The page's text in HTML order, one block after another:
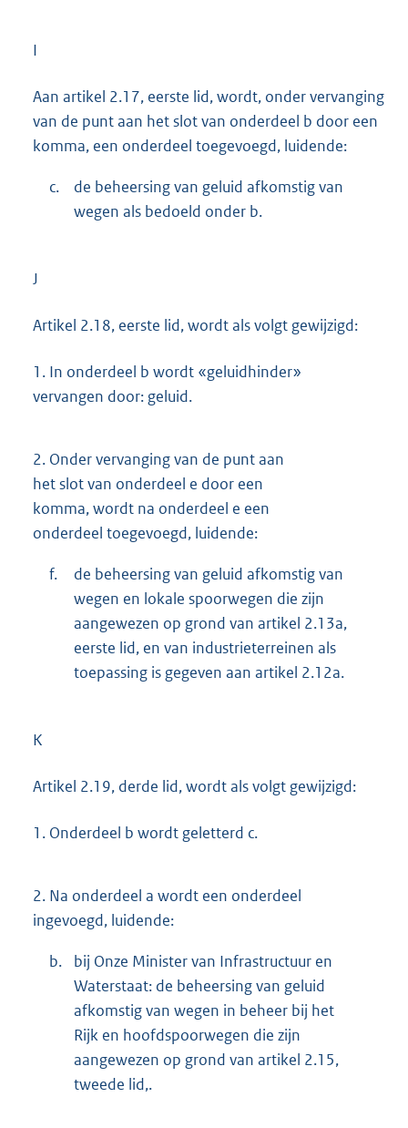
I
Aan artikel 2.17, eerste lid, wordt, onder vervanging
van de punt aan het slot van onderdeel b door een
komma, een onderdeel toegevoegd, luidende:
c.
de beheersing van geluid afkomstig van
wegen als bedoeld onder b.
J
Artikel 2.18, eerste lid, wordt als volgt gewijzigd:
1. In onderdeel b wordt «geluidhinder»
vervangen door: geluid.
2. Onder vervanging van de punt aan
het slot van onderdeel e door een
komma, wordt na onderdeel e een
onderdeel toegevoegd, luidende:
f.
de beheersing van geluid afkomstig van
wegen en lokale spoorwegen die zijn
aangewezen op grond van artikel 2.13a,
eerste lid, en van industrieterreinen als
toepassing is gegeven aan artikel 2.12a.
K
Artikel 2.19, derde lid, wordt als volgt gewijzigd:
1. Onderdeel b wordt geletterd c.
2. Na onderdeel a wordt een onderdeel
ingevoegd, luidende:
b.
bij Onze Minister van Infrastructuur en
Waterstaat: de beheersing van geluid
afkomstig van wegen in beheer bij het
Rijk en hoofdspoorwegen die zijn
aangewezen op grond van artikel 2.15,
tweede lid,.